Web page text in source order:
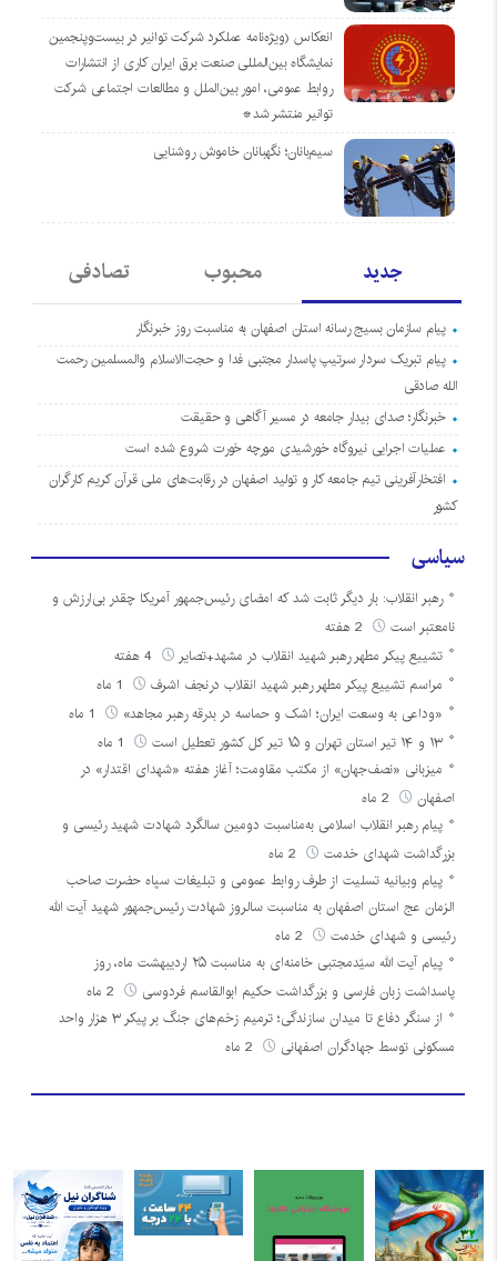
انعکاس (ویژه‌نامه عملکرد شرکت توانیر در بیست‌وپنجمین
نمایشگاه بین‌المللی صنعت برق ایران کاری از انتشارات
روابط عمومی، امور بین‌الملل و مطالعات اجتماعی شرکت
توانیر منتشر شد*
سیم‌بانان؛ نگهبانان خاموش روشنایی
جدید محبوب تصادفی
پیام سازمان بسیج رسانه استان اصفهان به مناسبت روز خبرنگار
پیام تبریک سردار سرتیپ پاسدار مجتبی فدا و حجت‌الاسلام والمسلمین رحمت
الله صادقی
خبرنگار؛ صدای بیدار جامعه در مسیر آگاهی و حقیقت
عملیات اجرایی نیروگاه خورشیدی مورچه خورت شروع شده است
افتخارآفرینی تیم جامعه کار و تولید اصفهان در رقابت‌های ملی قرآن کریم کارگران
کشور
سیاسی
رهبر انقلاب: بار دیگر ثابت شد که امضای رئیس‌جمهور آمریکا چقدر بی‌ارزش و
نامعتبر است
تشییع پیکر مطهر رهبر شهید انقلاب در مشهد+تصایر
مراسم تشییع پیکر مطهر رهبر شهید انقلاب درنجف اشرف
«وداعی به وسعت ایران؛ اشک و حماسه در بدرقه رهبر مجاهد»
۱۳ و ۱۴ تیر استان تهران و ۱۵ تیر کل کشور تعطیل است
میزبانی «نصف‌جهان» از مکتب مقاومت؛ آغاز هفته «شهدای اقتدار» در
اصفهان
پیام رهبر انقلاب اسلامی به‌مناسبت دومین سالگرد شهادت شهید رئیسی و
بزرگداشت شهدای خدمت
پیام وبیانیه تسلیت از طرف روابط عمومی و تبلیغات سپاه حضرت صاحب
الزمان عج استان اصفهان به مناسبت سالروز شهادت رئیس‌جمهور شهید آیت الله
رئیسی و شهدای خدمت
پیام آیت الله سیّدمجتبی خامنه‌ای به مناسبت ۲۵ اردیبهشت ماه، روز
پاسداشت زبان فارسی و بزرگداشت حکیم ابوالقاسم فردوسی
از سنگر دفاع تا میدان سازندگی؛ ترمیم زخم‌های جنگ بر پیکر ۳ هزار واحد
مسکونی توسط جهادگران اصفهانی